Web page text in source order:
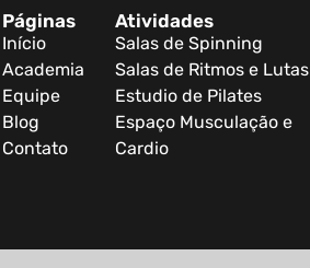
Páginas
Início
Academia
Equipe
Blog
Contato
Atividades
Salas de Spinning
Salas de Ritmos e Lutas
Estudio de Pilates
Espaço Musculação e
Cardio